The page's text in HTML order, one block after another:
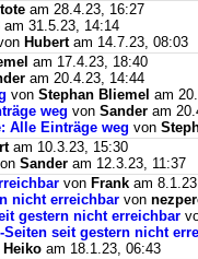
am 28.4.23, 16:27
am 31.5.23, 14:14
Hubertam 14.7.23, 08:03
am 17.4.23, 18:40
am 20.4.23, 14:44
von Stephan Bliemel am
weg von Sander am
Alle Einträge weg von
am 10.3.23, 15:30
Sander am 12.3.23, 11:37
von Frank am
nicht erreichbar von
gestern nicht erreichbar
Seiten seit gestern nicht
Heiko am 18.1.23, 06:43